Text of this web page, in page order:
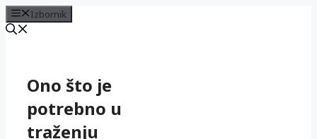
Izbornik
sadržajOno što je
potrebno u
traženju